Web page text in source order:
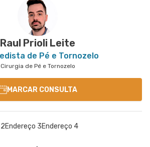
Raul Prioli Leite
de Pé e Tornozelo
Cirurgia de Pé e Tornozelo
MARCAR CONSULTA
Endereço 3Endereço 4